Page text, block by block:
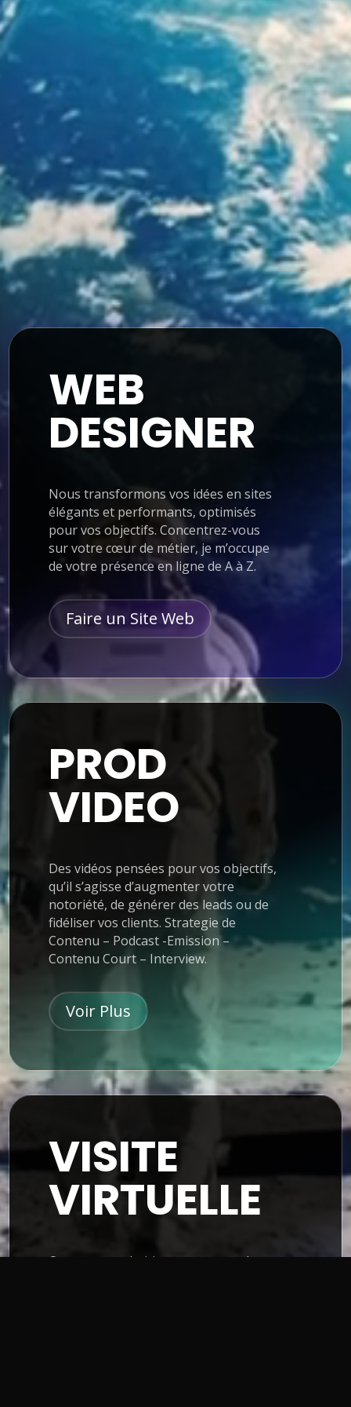
WEB
DESIGNER
Nous transformons vos idées en sites
élégants et performants, optimisés
pour vos objectifs. Concentrez-vous
sur votre cœur de métier, je m’occupe
de votre présence en ligne de A à Z.
Faire un Site Web
PROD
VIDEO
Des vidéos pensées pour vos objectifs,
qu’il s’agisse d’augmenter votre
notoriété, de générer des leads ou de
fidéliser vos clients. Strategie de
Contenu – Podcast -Emission –
Contenu Court – Interview.
Voir Plus
VISITE
VIRTUELLE
Que vous souhaitiez mettre en valeur